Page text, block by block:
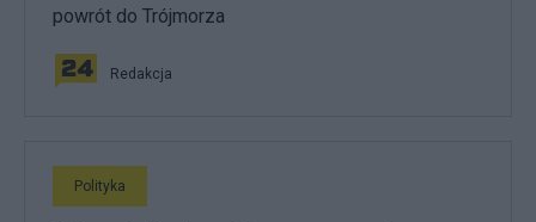
powrót do Trójmorza
Redakcja
Polityka